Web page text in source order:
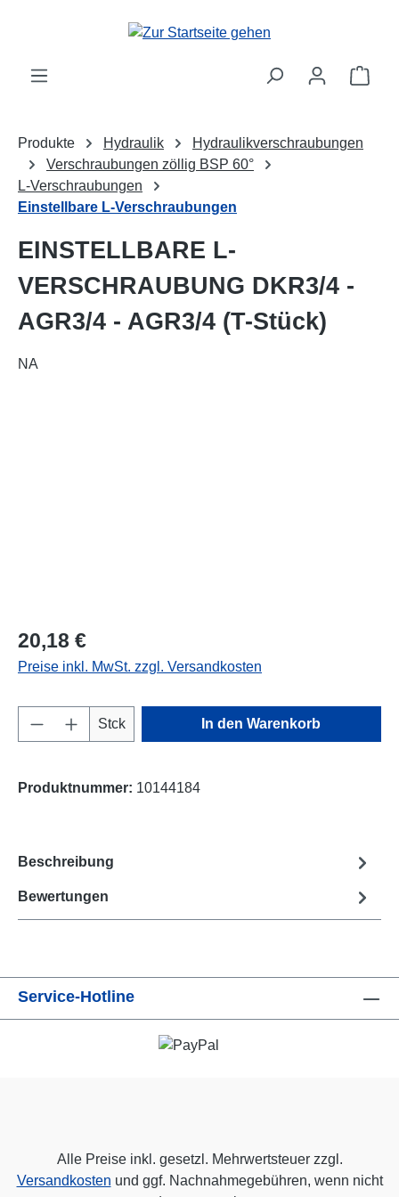
Produkte Hydraulik
Hydraulikverschraubungen
Verschraubungen zöllig BSP 60°
L-Verschraubungen
Einstellbare L-Verschraubungen
EINSTELLBARE L-
VERSCHRAUBUNG DKR3/4 -
AGR3/4 - AGR3/4 (T-Stück)
NA
20,18 €
Preise inkl. MwSt. zzgl. Versandkosten
Produkt Anzahl: Gib den gewünschten
Stck In den Warenkorb
Produktnummer: 10144184
Beschreibung
Bewertungen
Service-Hotline
Alle Preise inkl. gesetzl. Mehrwertsteuer zzgl.
Versandkosten und ggf. Nachnahmegebühren, wenn nicht